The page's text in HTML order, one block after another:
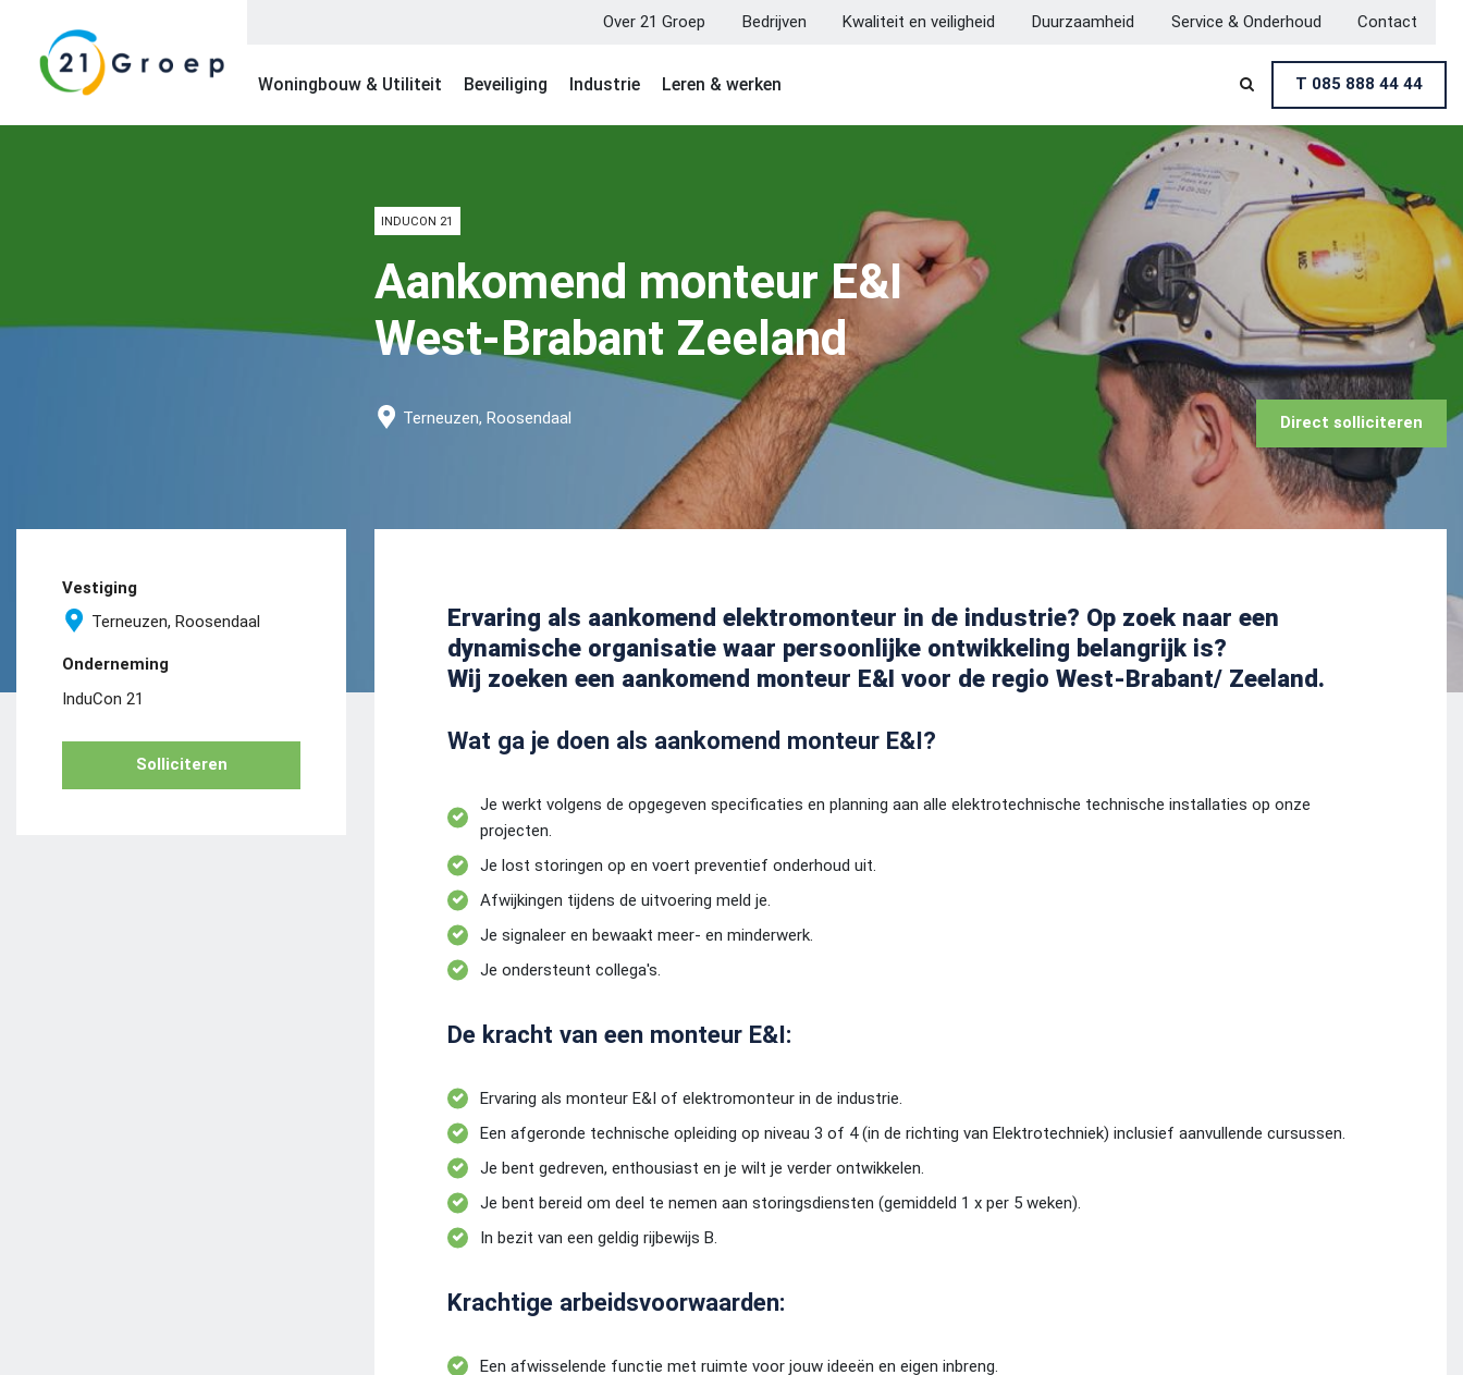
Over 21 Groep Bedrijven Kwaliteit en veiligheid Duurzaamheid Service & Onderhoud Contact
Woningbouw & Utiliteit Beveiliging Industrie Leren & werken  T 085 888 44 44
INDUCON 21
Aankomend monteur E&I
West-Brabant Zeeland
Terneuzen, Roosendaal Direct solliciteren
Vestiging
Terneuzen, Roosendaal
Onderneming
InduCon 21
Solliciteren
Ervaring als aankomend elektromonteur in de industrie? Op zoek naar een
dynamische organisatie waar persoonlijke ontwikkeling belangrijk is?
Wij zoeken een aankomend monteur E&I voor de regio West-Brabant/ Zeeland.
Wat ga je doen als aankomend monteur E&I?
Je werkt volgens de opgegeven specificaties en planning aan alle elektrotechnische technische installaties op onze
projecten.
Je lost storingen op en voert preventief onderhoud uit.
Afwijkingen tijdens de uitvoering meld je.
Je signaleer en bewaakt meer- en minderwerk.
Je ondersteunt collega's.
De kracht van een monteur E&I:
Ervaring als monteur E&I of elektromonteur in de industrie.
Een afgeronde technische opleiding op niveau 3 of 4 (in de richting van Elektrotechniek) inclusief aanvullende cursussen.
Je bent gedreven, enthousiast en je wilt je verder ontwikkelen.
Je bent bereid om deel te nemen aan storingsdiensten (gemiddeld 1 x per 5 weken).
In bezit van een geldig rijbewijs B.
Krachtige arbeidsvoorwaarden:
Een afwisselende functie met ruimte voor jouw ideeën en eigen inbreng.